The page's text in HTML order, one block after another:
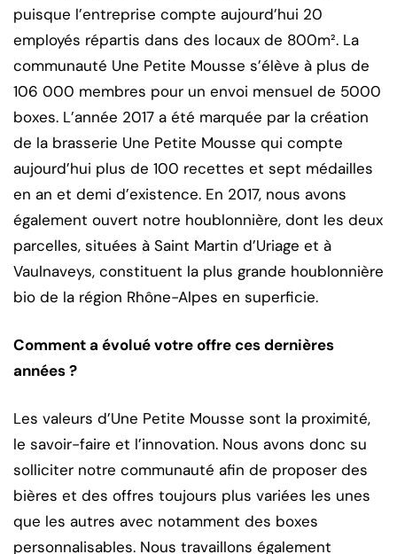
puisque l’entreprise compte aujourd’hui 20
employés répartis dans des locaux de 800m². La
communauté Une Petite Mousse s’élève à plus de
106 000 membres pour un envoi mensuel de 5000
boxes. L’année 2017 a été marquée par la création
de la brasserie Une Petite Mousse qui compte
aujourd’hui plus de 100 recettes et sept médailles
en an et demi d’existence. En 2017, nous avons
également ouvert notre houblonnière, dont les deux
parcelles, situées à Saint Martin d’Uriage et à
Vaulnaveys, constituent la plus grande houblonnière
bio de la région Rhône-Alpes en superficie.
Comment a évolué votre offre ces dernières
années ?
Les valeurs d’Une Petite Mousse sont la proximité,
le savoir-faire et l’innovation. Nous avons donc su
solliciter notre communauté afin de proposer des
bières et des offres toujours plus variées les unes
que les autres avec notamment des boxes
personnalisables. Nous travaillons également